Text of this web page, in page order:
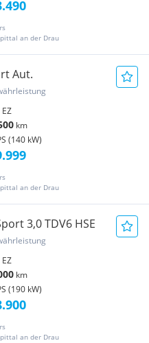
an der Drau
Aut.
EZ
km
(140 kW)
an der Drau
3,0 TDV6 HSE
EZ
km
(190 kW)
an der Drau